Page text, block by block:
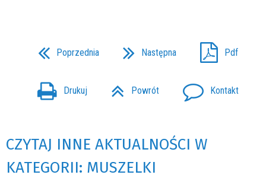
Poprzednia Następna Pdf
Drukuj Powrót Kontakt
CZYTAJ INNE AKTUALNOŚCI W
KATEGORII: MUSZELKI